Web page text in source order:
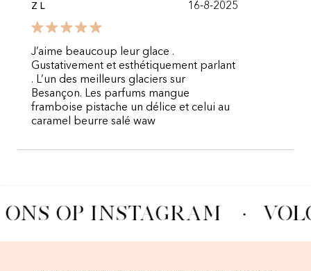
Z L 16-8-2025
J’aime beaucoup leur glace .
Gustativement et esthétiquement parlant
. L’un des meilleurs glaciers sur
Besançon. Les parfums mangue
framboise pistache un délice et celui au
caramel beurre salé waw
OP INSTAGRAM ·